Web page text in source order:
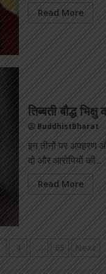
Read More
तिब्बती बौद्ध
BuddhistBharat
इन तीनों पर अपहरण
दो और आरोपियों की...
Read More
4 … 65 Next